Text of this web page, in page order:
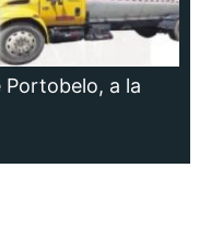
a la